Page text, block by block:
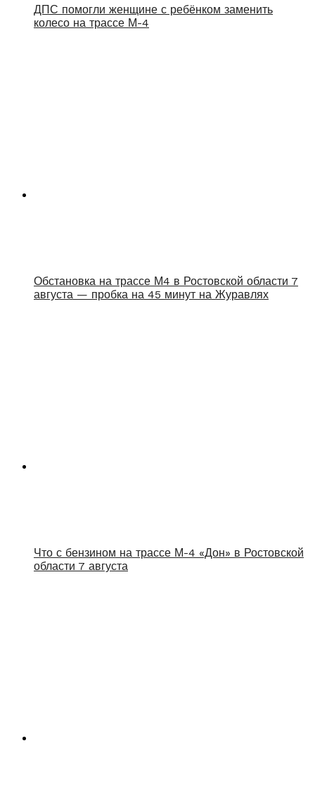
ДПС помогли женщине с ребёнком заменить
колесо на трассе М-4
Обстановка на трассе М4 в Ростовской области 7
августа — пробка на 45 минут на Журавлях
Что с бензином на трассе М-4 «Дон» в Ростовской
области 7 августа